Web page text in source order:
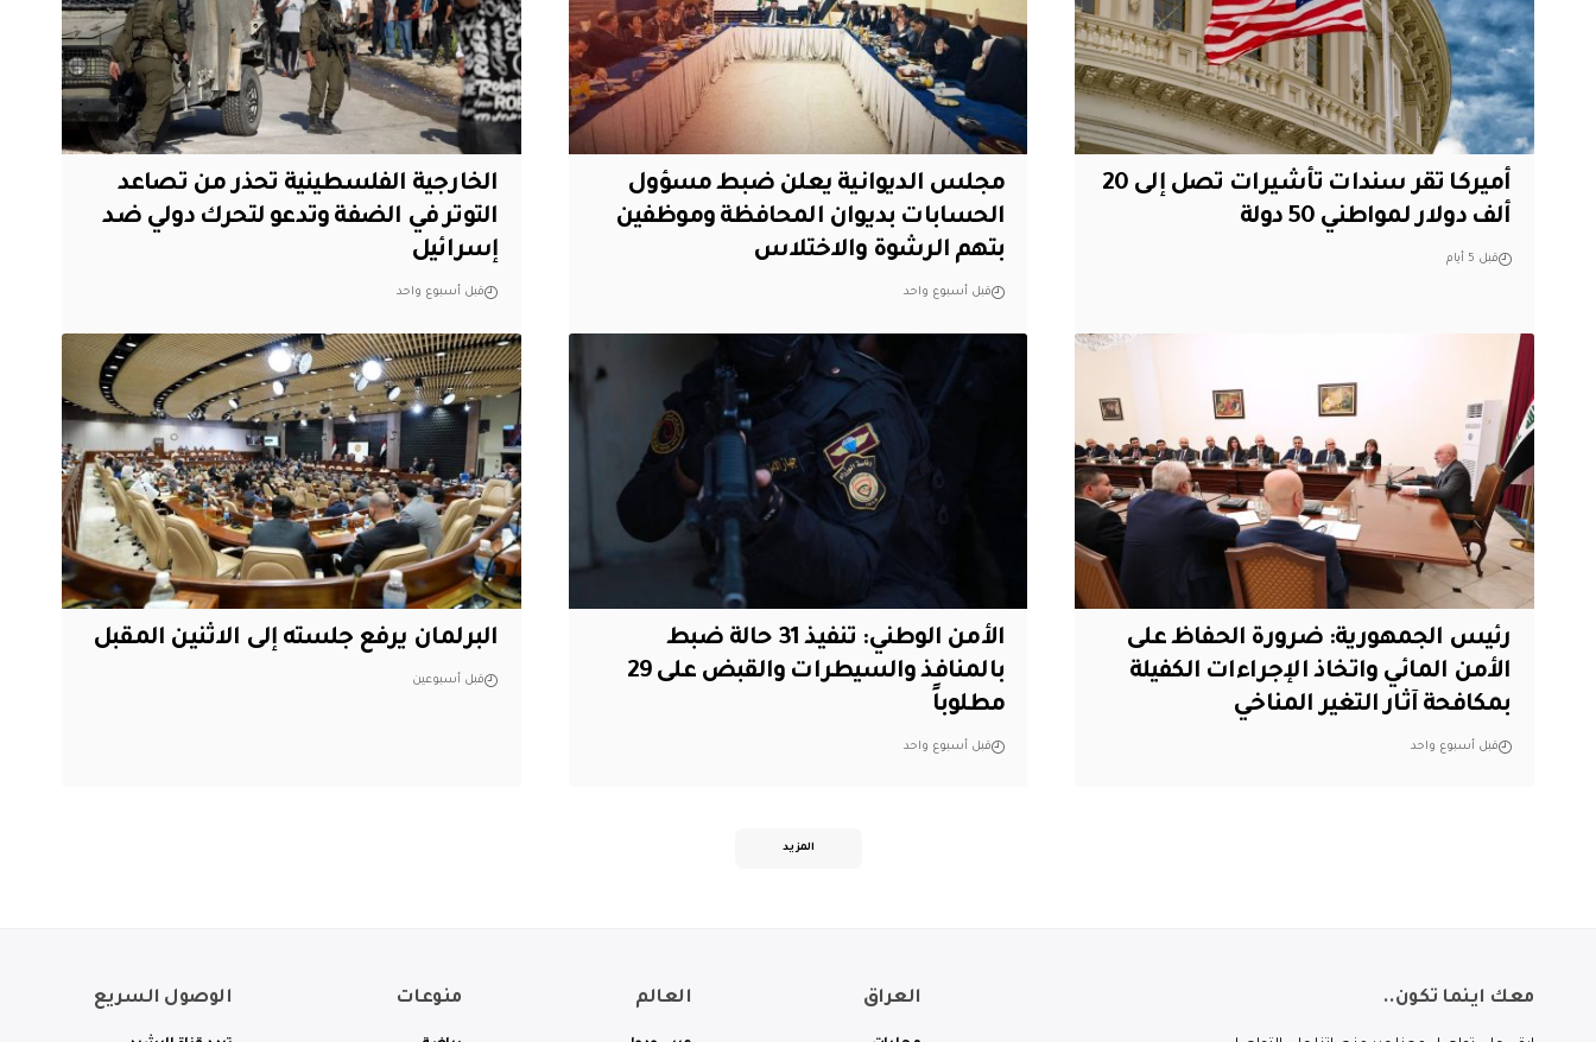
أميركا تقر سندات تأشيرات تصل إلى 20
ألف دولار لمواطني 50 دولة
قبل 5 أيام
مجلس الديوانية يعلن ضبط مسؤول
الحسابات بديوان المحافظة وموظفين
بتهم الرشوة والاختلاس
قبل أسبوع واحد
الخارجية الفلسطينية تحذر من تصاعد
التوتر في الضفة وتدعو لتحرك دولي ضد
إسرائيل
قبل أسبوع واحد
رئيس الجمهورية: ضرورة الحفاظ على
الأمن المائي واتخاذ الإجراءات الكفيلة
بمكافحة آثار التغير المناخي
قبل أسبوع واحد
الأمن الوطني: تنفيذ 31 حالة ضبط
بالمنافذ والسيطرات والقبض على 29
مطلوباً
قبل أسبوع واحد
البرلمان يرفع جلسته إلى الاثنين المقبل
قبل أسبوعين
المزيد
معك اينما تكون.. العراق العالم منوعات الوصول السريع